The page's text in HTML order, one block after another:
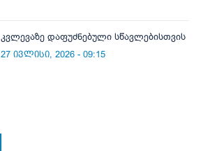
კვლევაზე დაფუძნებული სწავლებისთვის
27 ივლისი, 2026 - 09:15